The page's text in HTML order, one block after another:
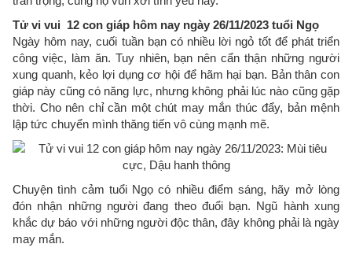
Tử vi vui 12 con giáp hôm nay ngày 26/11/2023 tuổi Ngọ
Ngày hôm nay, cuối tuần bạn có nhiều lời ngỏ tốt để phát triển
công việc, làm ăn. Tuy nhiên, bạn nên cẩn thận những người
xung quanh, kẻo lợi dụng cơ hội để hãm hại bạn. Bản thân con
giáp này cũng có năng lực, nhưng không phải lúc nào cũng gặp
thời. Cho nên chỉ cần một chút may mắn thúc đẩy, bản mệnh
lập tức chuyển mình thăng tiến vô cùng mạnh mẽ.
Chuyện tình cảm tuổi Ngọ có nhiều điểm sáng, hãy mở lòng
đón nhận những người đang theo đuổi bạn. Ngũ hành xung
khắc dự báo với những người độc thân, đây không phải là ngày
may mắn.